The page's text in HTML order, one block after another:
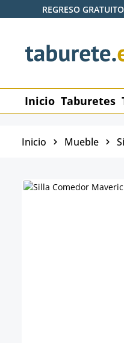
al contenido principal
Saltar a la búsqueda
Saltar a la navegación
REGRESO GRATUITO
Inicio Taburetes
Inicio Mueble